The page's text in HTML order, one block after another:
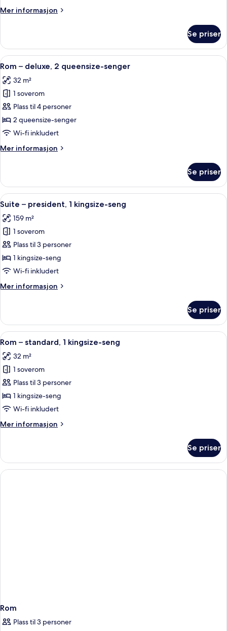
kingsize-
Side)
Mer informasjon
Mer
–
deluxe,
1
seng
(City
Side)
Se priser
Åpne
alle
bildene
av
Rom
–
deluxe,
queensize-
Rom – deluxe, 2 queensize-senger
5
Rom – deluxe, 2 queensize-senger
32 m²
1 soverom
Plass til 4 personer
2 queensize-senger
Wi-fi inkludert
Mer informasjon
Mer
–
deluxe,
2
queensize-
senger
Se priser
Åpne
alle
bildene
av
Suite
–
president,
kingsize-
Suite – president, 1 kingsize-seng |
11
Suite – president, 1 kingsize-seng
159 m²
1 soverom
Plass til 3 personer
1 kingsize-seng
Wi-fi inkludert
Mer informasjon
Mer
–
president,
1
seng
Se priser
Åpne
alle
bildene
av
Rom
–
standard,
kingsize-
Rom – standard, 1 kingsize-seng |
10
Rom – standard, 1 kingsize-seng
32 m²
1 soverom
Plass til 3 personer
1 kingsize-seng
Wi-fi inkludert
Mer informasjon
Mer
–
standard,
1
Se priser
Rom
Plass til 3 personer